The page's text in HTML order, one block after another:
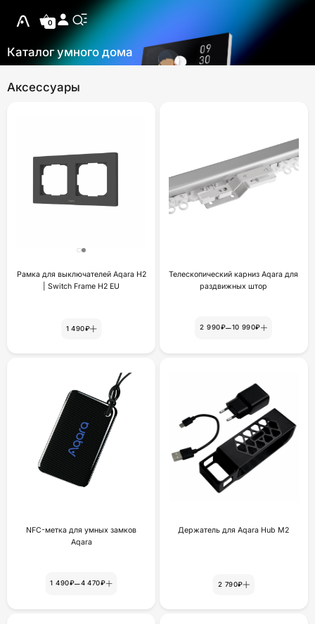
0
Каталог умного дома
Аксессуары
Рамка для выключателей Aqara H2
| Switch Frame H2 EU
1 490₽
Телескопический карниз Aqara для
раздвижных штор
2 990₽–10 990₽
NFC-метка для умных замков
Aqara
1 490₽–4 470₽
Держатель для Aqara Hub M2
2 790₽